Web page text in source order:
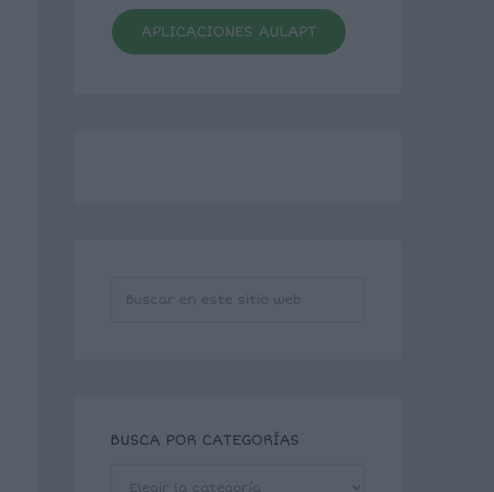
APLICACIONES AULAPT
BUSCA POR CATEGORÍAS